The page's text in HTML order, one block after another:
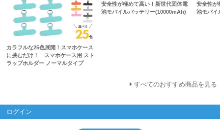
カラフルな25色展開！スマホケース
に挟むだけ！ スマホケース用 スト
ラップホルダー ノーマルタイプ
安全性が極めて高い！新世代固体電
池モバイルバッテリー(10000mAh)
安全性が
池モバイ
すべてのおすすめ商品を見る
ログイン